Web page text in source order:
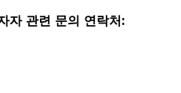
관련 문의 연락처: